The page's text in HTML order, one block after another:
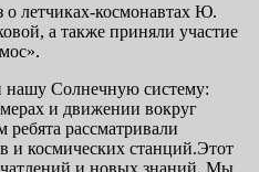
о летчиках-космонавтах Ю.
а также приняли участие
нашу Солнечную систему:
и движении вокруг
рассматривали
и космических станций.Этот
и новых знаний. Мы